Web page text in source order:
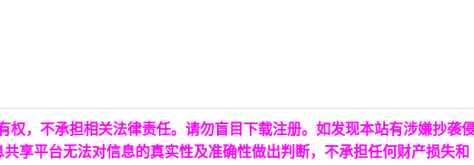
，不承担相关法律责任。请勿盲目下载注册。如发现本站有涉嫌抄袭
享平台无法对信息的真实性及准确性做出判断，不承担任何财产损失和